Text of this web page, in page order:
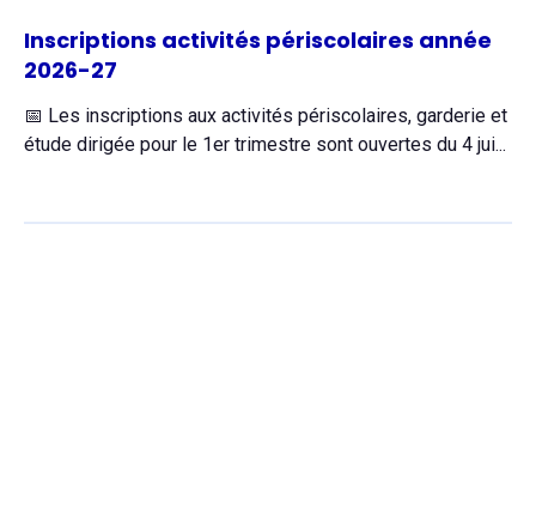
Inscriptions activités périscolaires année
2026-27
📅 Les inscriptions aux activités périscolaires, garderie et
étude dirigée pour le 1er trimestre sont ouvertes du 4 jui...